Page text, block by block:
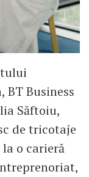
BT Business
Săftoiu,
de tricotaje
o carieră